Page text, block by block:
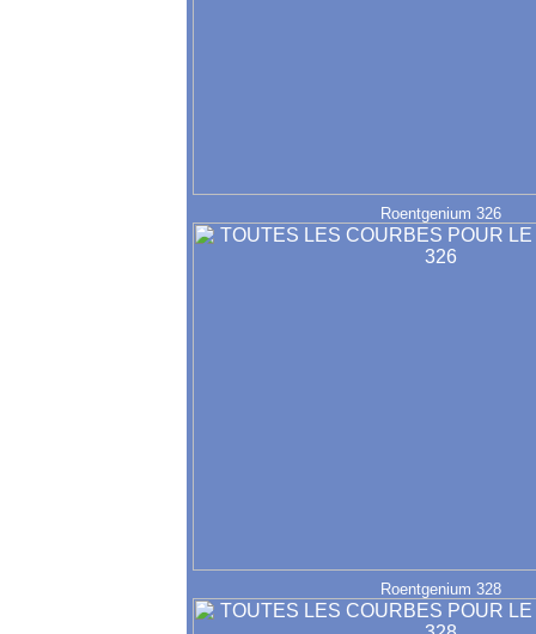
Roentgenium 326
Roentgenium 328